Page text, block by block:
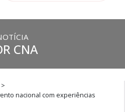
CNA
>
nacional com experiências